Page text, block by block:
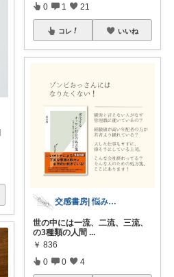
0 1 21
コレ いいね
交感書房| 悩みを解決する本棚
世の中には一流、二流、三流、
の3種類の人間 ...
￥ 836
0 0 4